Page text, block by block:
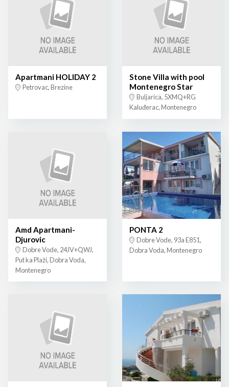
Apartmani HOLIDAY 2
Petrovac, Brezine
Stone Villa with pool
Montenegro Star
Buljarica, 5XMQ+RG
Kaluđerac, Montenegro
Amd Apartmani-
Djurovic
Dobre Vode, 24JV+QWJ,
Put ka Plaži, Dobra Voda,
Montenegro
PONTA 2
Dobre Vode, 93a E851,
Dobra Voda, Montenegro